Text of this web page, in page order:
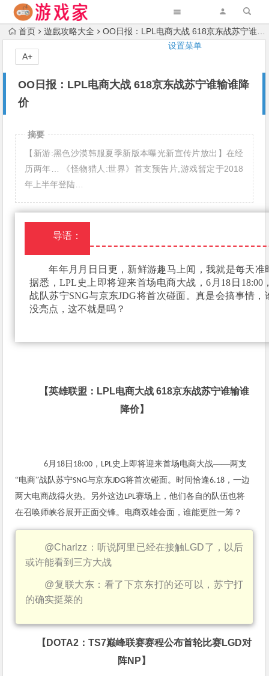
设置菜单
首页 遊戲攻略大全 OO日报：LPL电商大战 618京东战苏宁谁输谁降价
OO日报：LPL电商大战 618京东战苏宁谁输谁降
价
A+
摘要
【新游:黑色沙漠韩服夏季新版本曝光新宣传片放出】在经
历两年… 《怪物猎人:世界》首支预告片,游戏暂定于2018
年上半年登陆…
导语：
年年月月日日更，新鲜游趣马上闻，我就是每天准
据悉，LPL史上即将迎来首场电商大战，6月18日18:00
战队苏宁SNG与京东JDG将首次碰面。真是会搞事情，
没亮点，这不就是吗？
【英雄联盟： LPL电商大战618京东战苏宁谁输谁
降价】
6月 18 日 18:00 ， LPL史上即将迎来首场电商大战——两支
“电商”战队苏宁SNG与京东JDG将首次碰面。时间恰逢6.18 ，一边
两大电商战得火热。另外这边 LPL赛场上，他们各自的队伍也将
在召唤师峡谷展开正面交锋。电商双雄会面，谁能更胜一筹？
@Charlzz ：听说阿里已经在接触 LGD了，以后
或许能看到三方大战
@复联大东：看了下京东打的还可以，苏宁打
的确实挺菜的
【 DOTA2： TS7巅峰联赛赛程公布首轮比赛LGD对
阵NP 】